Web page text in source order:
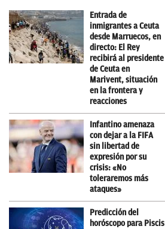
Entrada de
inmigrantes a Ceuta
desde Marruecos, en
directo: El Rey
recibirá al presidente
de Ceuta en
Marivent, situación
en la frontera y
reacciones
Infantino amenaza
con dejar a la FIFA
sin libertad de
expresión por su
crisis: «No
toleraremos más
ataques»
Predicción del
horóscopo para Piscis